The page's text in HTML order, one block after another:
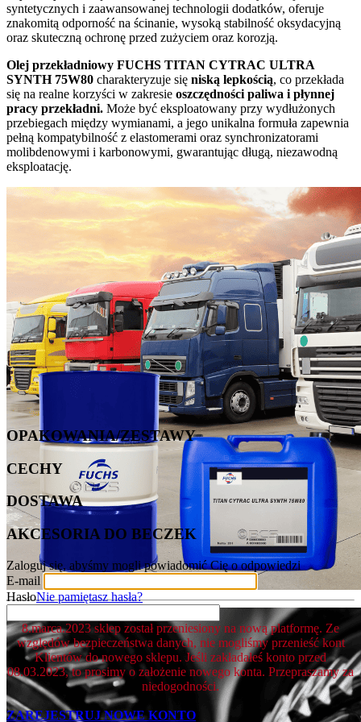
syntetycznych i zaawansowanej technologii dodatków, oferuje
znakomitą odporność na ścinanie, wysoką stabilność oksydacyjną
oraz skuteczną ochronę przed zużyciem oraz korozją.
Olej przekładniowy FUCHS TITAN CYTRAC ULTRA
SYNTH 75W80 charakteryzuje się niską lepkością, co przekłada
się na realne korzyści w zakresie oszczędności paliwa i płynnej
pracy przekładni. Może być eksploatowany przy wydłużonych
przebiegach między wymianami, a jego unikalna formuła zapewnia
pełną kompatybilność z elastomerami oraz synchronizatorami
molibdenowymi i karbonowymi, gwarantując długą, niezawodną
eksploatację.
OPAKOWANIA/ZESTAWY
CECHY
DOSTAWA
AKCESORIA DO BECZEK
Zaloguj się, abyśmy mogli powiadomić Cię o odpowiedzi
E-mail
HasłoNie pamiętasz hasła?
8.marca.2023 sklep został przeniesiony na nową platformę. Ze
względów bezpieczeństwa danych, nie mogliśmy przenieść kont
Klientów do nowego sklepu. Jeśli zakładałeś konto przed
08.03.2023, to prosimy o założenie nowego konta. Przepraszamy za
niedogodności.
ZAREJESTRUJ NOWE KONTO